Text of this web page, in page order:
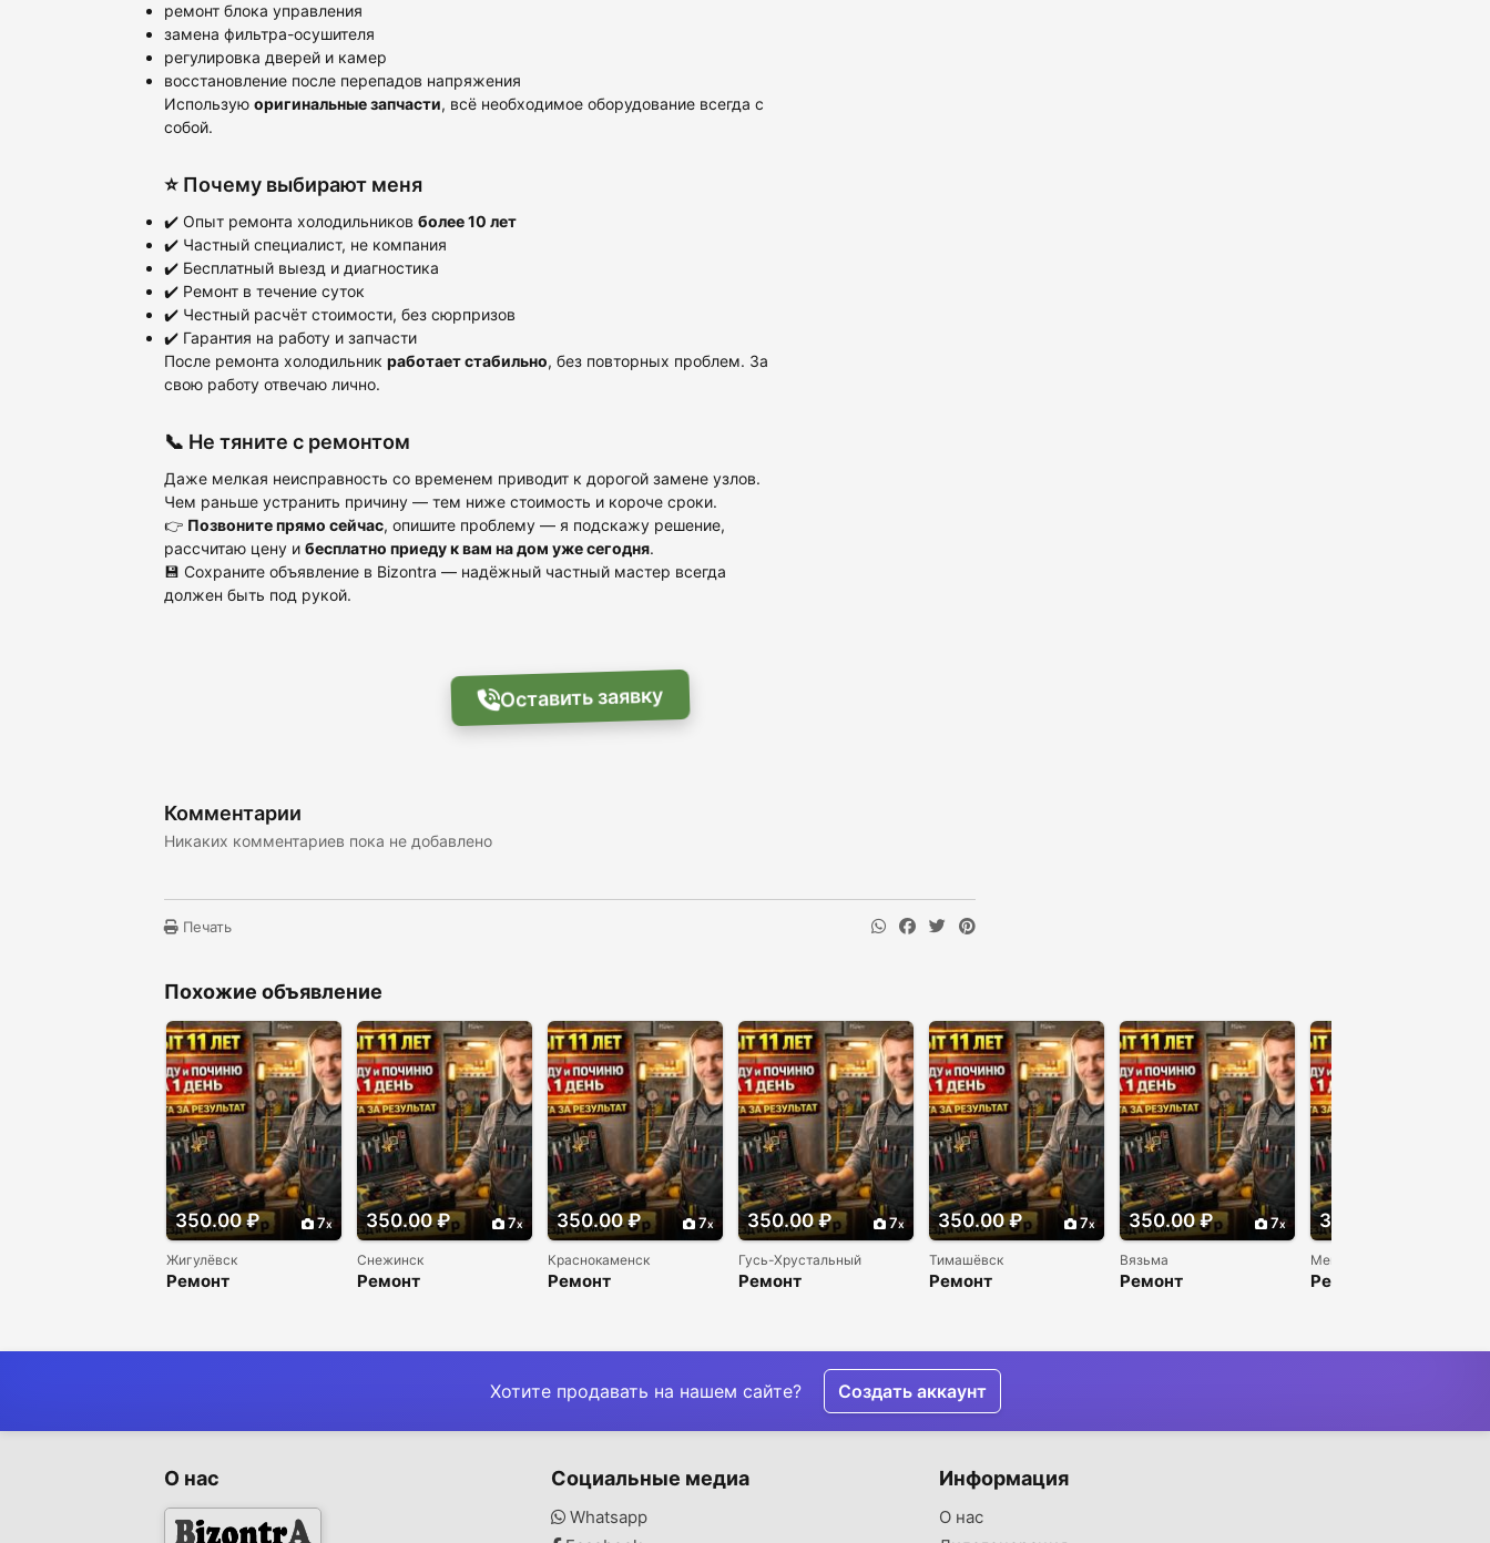
ремонт блока управления
замена фильтра-осушителя
регулировка дверей и камер
восстановление после перепадов напряжения
Использую оригинальные запчасти, всё необходимое оборудование всегда с
собой.
⭐ Почему выбирают меня
✔️ Опыт ремонта холодильников более 10 лет
✔️ Частный специалист, не компания
✔️ Бесплатный выезд и диагностика
✔️ Ремонт в течение суток
✔️ Честный расчёт стоимости, без сюрпризов
✔️ Гарантия на работу и запчасти
После ремонта холодильник работает стабильно, без повторных проблем. За
свою работу отвечаю лично.
📞 Не тяните с ремонтом
Даже мелкая неисправность со временем приводит к дорогой замене узлов.
Чем раньше устранить причину — тем ниже стоимость и короче сроки.
👉 Позвоните прямо сейчас, опишите проблему — я подскажу решение,
рассчитаю цену и бесплатно приеду к вам на дом уже сегодня.
💾 Сохраните объявление в Bizontra — надёжный частный мастер всегда
должен быть под рукой.
Оставить заявку
Комментарии
Никаких комментариев пока не добавлено
Печать
Похожие объявление
350.00 ₽ 7
Жигулёвск
Ремонт
350.00 ₽ 7
Снежинск
Ремонт
350.00 ₽ 7
Краснокаменск
Ремонт
350.00 ₽ 7
Гусь-Хрустальный
Ремонт
350.00 ₽ 7
Тимашёвск
Ремонт
350.00 ₽ 7
Вязьма
Ремонт
350.00 ₽
Мегион
Ремонт
Хотите продавать на нашем сайте? Создать аккаунт
О нас Социальные медиа
Whatsapp
Информация
О нас